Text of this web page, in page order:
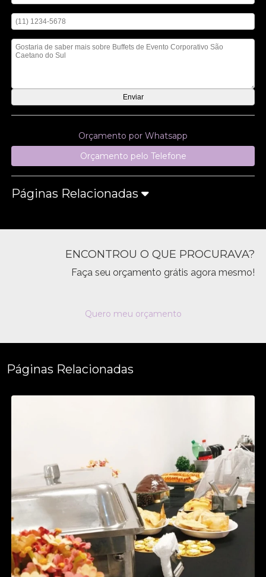
Orçamento por Whatsapp
Orçamento pelo Telefone
Páginas Relacionadas
ENCONTROU O QUE PROCURAVA?
Faça seu orçamento grátis agora mesmo!
Quero meu orçamento
Páginas Relacionadas